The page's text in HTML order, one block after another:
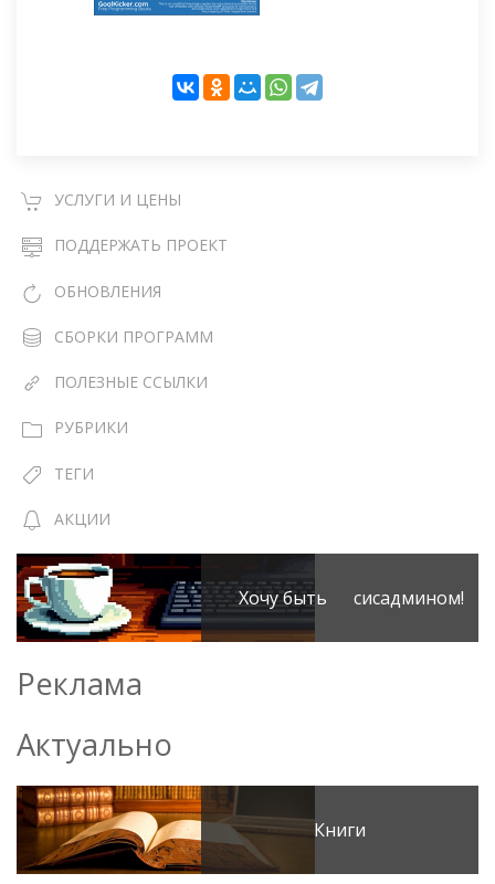
УСЛУГИ И ЦЕНЫ
ПОДДЕРЖАТЬ ПРОЕКТ
ОБНОВЛЕНИЯ
СБОРКИ ПРОГРАММ
ПОЛЕЗНЫЕ ССЫЛКИ
РУБРИКИ
ТЕГИ
АКЦИИ
Хочу быть сисадмином!
Реклама
Актуально
Книги